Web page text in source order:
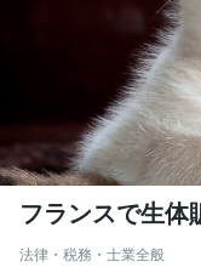
フランスで生体
法律・税務・士業全般